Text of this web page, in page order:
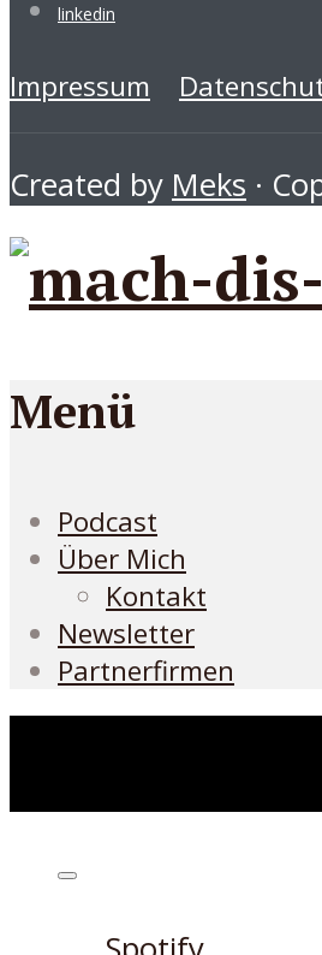
linkedin
Impressum
Created by Meks ·
Menü
Podcast
Über Mich
Kontakt
Newsletter
Partnerfirmen